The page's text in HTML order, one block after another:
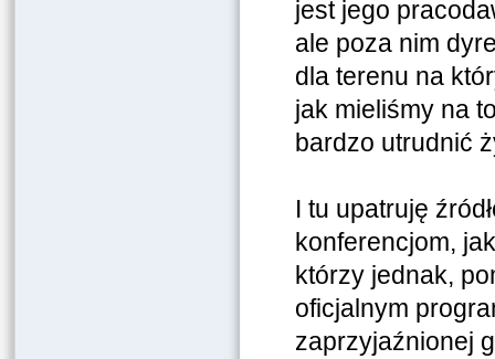
jest jego
ale poza nim
dla terenu na
jak mieliśmy na
bardzo utrudnić
I tu upatruję
konferencjom,
którzy jednak,
oficjalnym
zaprzyjaźnionej